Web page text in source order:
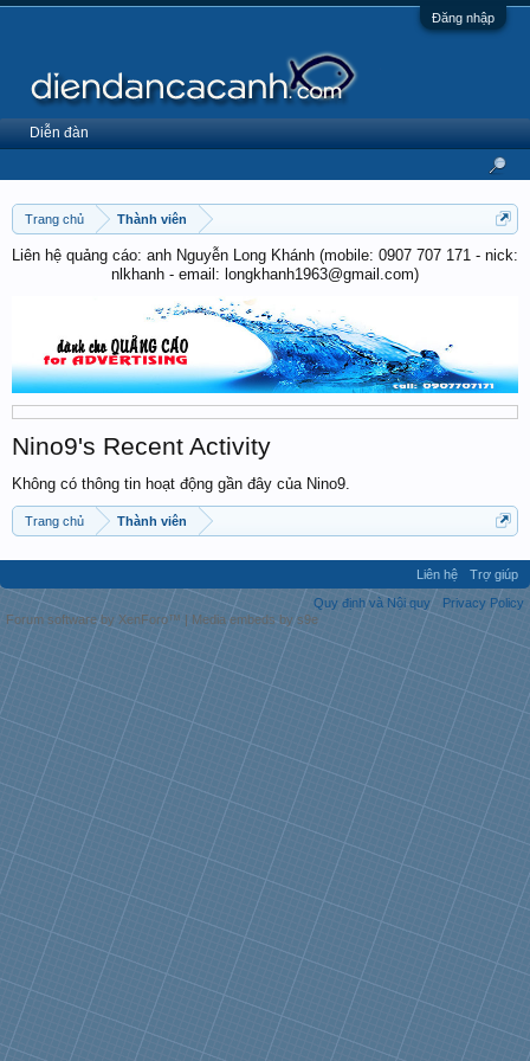
Đăng nhập
Trang chủ Thành viên
Liên hệ quảng cáo: anh Nguyễn Long Khánh (mobile: 0907 707 171 - nick:
nlkhanh - email: longkhanh1963@gmail.com)
Nino9's Recent Activity
Không có thông tin hoạt động gần đây của Nino9.
Trang chủ Thành viên
Diễn đàn
Liên hệ
Trợ giúp
Quy định và Nội quy
Privacy Policy
Forum software by XenForo™ | Media embeds by s9e